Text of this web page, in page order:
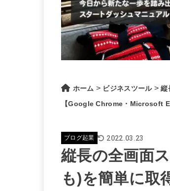
ホーム > ビジネスツール>縦
【Google Chrome・Microsoft
ブログ起業 2022.03.23
縦長の全画面
も)を簡単に取